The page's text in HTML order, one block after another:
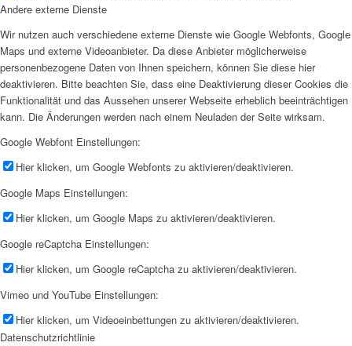
Andere externe Dienste
Wir nutzen auch verschiedene externe Dienste wie Google Webfonts, Google
Maps und externe Videoanbieter. Da diese Anbieter möglicherweise
personenbezogene Daten von Ihnen speichern, können Sie diese hier
deaktivieren. Bitte beachten Sie, dass eine Deaktivierung dieser Cookies die
Funktionalität und das Aussehen unserer Webseite erheblich beeinträchtigen
kann. Die Änderungen werden nach einem Neuladen der Seite wirksam.
Google Webfont Einstellungen:
Hier klicken, um Google Webfonts zu aktivieren/deaktivieren.
Google Maps Einstellungen:
Hier klicken, um Google Maps zu aktivieren/deaktivieren.
Google reCaptcha Einstellungen:
Hier klicken, um Google reCaptcha zu aktivieren/deaktivieren.
Vimeo und YouTube Einstellungen:
Hier klicken, um Videoeinbettungen zu aktivieren/deaktivieren.
Datenschutzrichtlinie